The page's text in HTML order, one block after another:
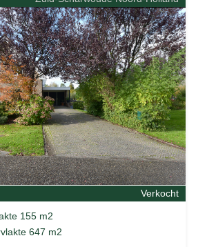
Verkocht
155 m2
647 m2